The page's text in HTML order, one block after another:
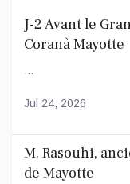
J-2 Avant le
Coranà Mayotte
...
Jul 24, 2026
M. Rasouhi,
de Mayotte